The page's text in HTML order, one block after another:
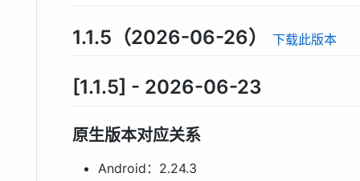
1.1.5（2026-06-26） 下载此版本
[1.1.5] - 2026-06-23
原生版本对应关系
Android：2.24.3